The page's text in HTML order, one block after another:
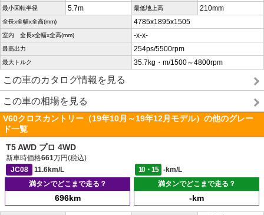
最小回転半径 5.7m 最低地上高 210mm
全長x全幅x全高(mm) 4785x1895x1505
室内 全長x全幅x全高(mm) -x-x-
最高出力 254ps/5500rpm
最大トルク 35.7kg・m/1500～4800rpm
この車のカタログ情報を見る
この車の相場を見る
V60クロスカントリー（19年10月～19年12月モデル）の他のグレー
ド一覧
T5 AWD プロ 4WD
新車時価格661万円(税込)
JC08
11.6km/L 10・15
-km/L
満タンでどこまで走る？
696km
満タンでどこまで走る？
-km